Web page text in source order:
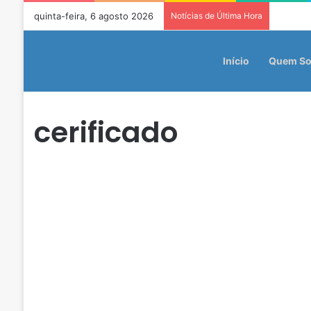
quinta-feira, 6 agosto 2026 Notícias de Última Hora
Início Quem
cerificado